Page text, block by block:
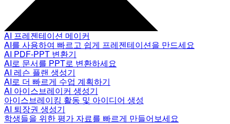
AI 프레젠테이션 메이커
AI를 사용하여 빠르고 쉽게 프레젠테이션을 만드세요
AI PDF-PPT 변환기
AI로 문서를 PPT로 변환하세요
AI 레슨 플랜 생성기
AI로 더 빠르게 수업 계획하기
AI 아이스브레이커 생성기
아이스브레이킹 활동 및 아이디어 생성
AI 퇴장권 생성기
학생들을 위한 평가 자료를 빠르게 만들어보세요